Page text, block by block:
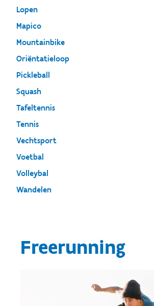
Lopen
Mapico
Mountainbike
Oriëntatieloop
Pickleball
Squash
Tafeltennis
Tennis
Vechtsport
Voetbal
Volleybal
Wandelen
Freerunning